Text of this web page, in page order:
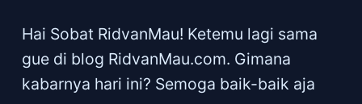
Hai Sobat RidvanMau! Ketemu lagi sama
gue di blog RidvanMau.com. Gimana
kabarnya hari ini? Semoga baik-baik aja